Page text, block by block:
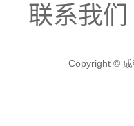
联系我们
Copyright © 成